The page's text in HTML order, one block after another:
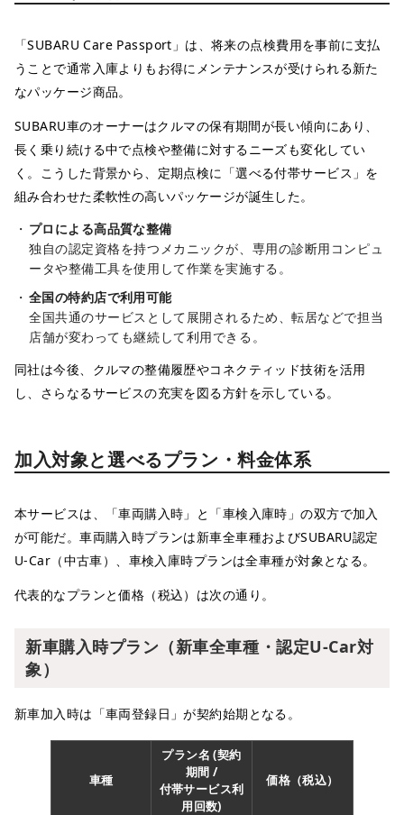
「SUBARU Care Passport」は、将来の点検費用を事前に支払
うことで通常入庫よりもお得にメンテナンスが受けられる新た
なパッケージ商品。
SUBARU車のオーナーはクルマの保有期間が長い傾向にあり、
長く乗り続ける中で点検や整備に対するニーズも変化してい
く。こうした背景から、定期点検に「選べる付帯サービス」を
組み合わせた柔軟性の高いパッケージが誕生した。
プロによる高品質な整備
独自の認定資格を持つメカニックが、専用の診断用コンピュ
ータや整備工具を使用して作業を実施する。
全国の特約店で利用可能
全国共通のサービスとして展開されるため、転居などで担当
店舗が変わっても継続して利用できる。
同社は今後、クルマの整備履歴やコネクティッド技術を活用
し、さらなるサービスの充実を図る方針を示している。
加入対象と選べるプラン・料金体系
本サービスは、「車両購入時」と「車検入庫時」の双方で加入
が可能だ。車両購入時プランは新車全車種およびSUBARU認定
U-Car（中古車）、車検入庫時プランは全車種が対象となる。
代表的なプランと価格（税込）は次の通り。
新車購入時プラン（新車全車種・認定U-Car対
象）
新車加入時は「車両登録日」が契約始期となる。
車種
プラン名 (契約
期間 /
付帯サービス利
用回数)
価格（税込）